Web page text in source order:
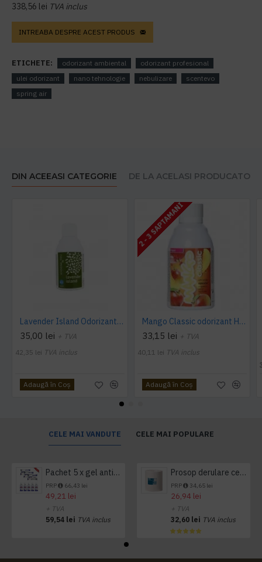
338,56 lei TVA inclus
INTREABA DESPRE ACEST PRODUS
ETICHETE: odorizant ambiental
odorizant profesional
ulei odorizant
nano tehnologie nebulizare
scentevo
spring air
DIN ACEEASI CATEGORIE DE LA ACELASI PRODUCATOR
Lavender Island Odorizant Maxi 243ml Hygiene4You
35,00 lei + TVA
42,35 lei TVA inclus
Adaugă în Coş
2 - 3 SAPTAMANI
Mango Classic odorizant Hygiene 4 You
33,15 lei + TVA
40,11 lei TVA inclus
Adaugă în Coş
CELE MAI VANDUTE CELE MAI POPULARE
Pachet 5 x gel antibacterian 50ml si 3 x Servetele antibacteriene 48 buc Hygienium
PRP 66,43 lei
49,21 lei
+ TVA
59,54 lei TVA inclus
Prosop derulare centrala 1 pliu, 300 m Tork
PRP 34,65 lei
26,94 lei
+ TVA
32,60 lei TVA inclus